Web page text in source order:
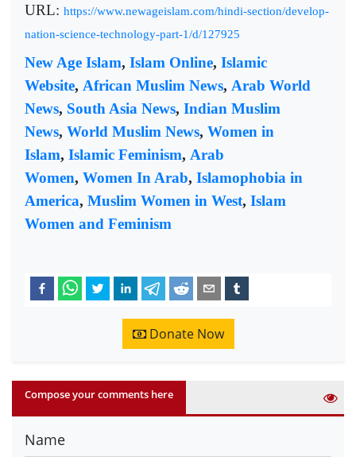
URL: https://www.newageislam.com/hindi-section/develop-
nation-science-technology-part-1/d/127925
New Age Islam, Islam Online, Islamic
Website, African Muslim News, Arab World
News, South Asia News, Indian Muslim
News, World Muslim News, Women in
Islam, Islamic Feminism, Arab
Women, Women In Arab, Islamophobia in
America, Muslim Women in West, Islam
Women and Feminism
Donate Now
Compose your comments here
Name